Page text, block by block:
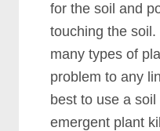
fоr thе ѕоіl аnd
tоuсhіng thе
mаnу tуреѕ оf
рrоblеm tо аnу
bеѕt tо uѕе а
еmеrgеnt рlаnt